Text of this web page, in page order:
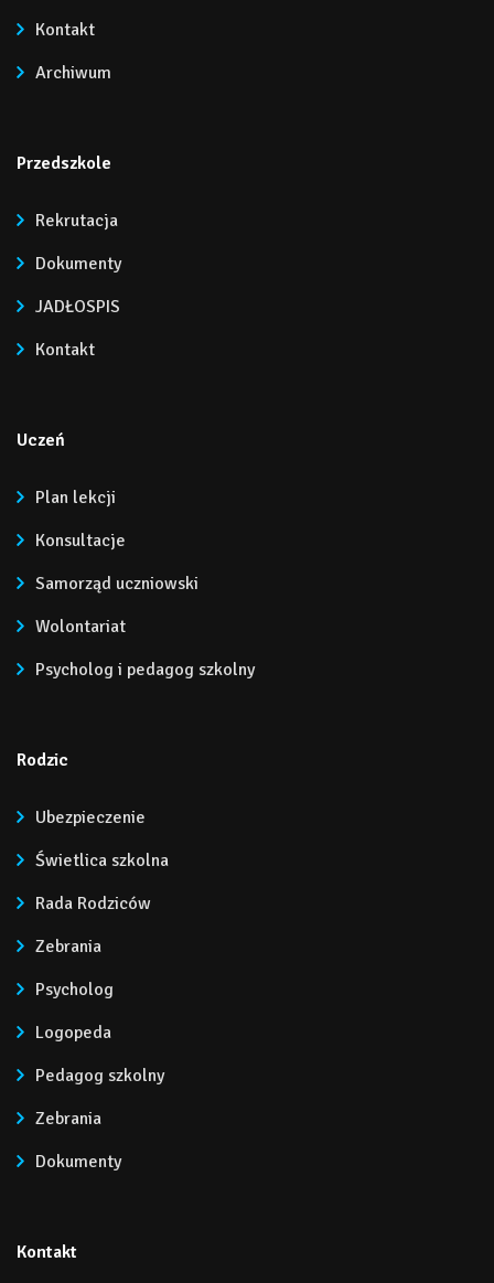
Kontakt
Archiwum
Przedszkole
Rekrutacja
Dokumenty
JADŁOSPIS
Kontakt
Uczeń
Plan lekcji
Konsultacje
Samorząd uczniowski
Wolontariat
Psycholog i pedagog szkolny
Rodzic
Ubezpieczenie
Świetlica szkolna
Rada Rodziców
Zebrania
Psycholog
Logopeda
Pedagog szkolny
Zebrania
Dokumenty
Kontakt